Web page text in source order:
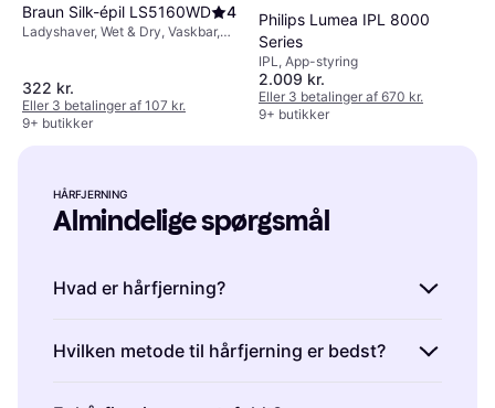
Braun Silk-épil LS5160WD 4
Ladyshaver, Wet & Dry, Vaskbar,
322 kr.
Eller 3 betalinger af 107 kr.
9+ butikker
Philips Lumea IPL 8000
Series
IPL, App-styring
2.009 kr.
Eller 3 betalinger af 670 kr.
9+ butikker
HÅRFJERNING
Almindelige spørgsmål
Hvad er hårfjerning?
uønsket krops- eller ansigtshår. Det kan gøres
med forskellige metoder som barbering,
Hvilken metode til hårfjerning er bedst?